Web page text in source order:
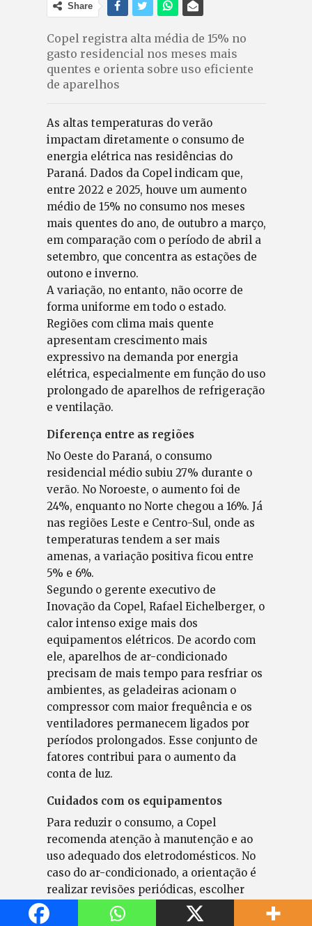
Share
Copel registra alta média de 15% no
gasto residencial nos meses mais
quentes e orienta sobre uso eficiente
de aparelhos
As altas temperaturas do verão
impactam diretamente o consumo de
energia elétrica nas residências do
Paraná. Dados da Copel indicam que,
entre 2022 e 2025, houve um aumento
médio de 15% no consumo nos meses
mais quentes do ano, de outubro a março,
em comparação com o período de abril a
setembro, que concentra as estações de
outono e inverno.
A variação, no entanto, não ocorre de
forma uniforme em todo o estado.
Regiões com clima mais quente
apresentam crescimento mais
expressivo na demanda por energia
elétrica, especialmente em função do uso
prolongado de aparelhos de refrigeração
e ventilação.
Diferença entre as regiões
No Oeste do Paraná, o consumo
residencial médio subiu 27% durante o
verão. No Noroeste, o aumento foi de
24%, enquanto no Norte chegou a 16%. Já
nas regiões Leste e Centro-Sul, onde as
temperaturas tendem a ser mais
amenas, a variação positiva ficou entre
5% e 6%.
Segundo o gerente executivo de
Inovação da Copel, Rafael Eichelberger, o
calor intenso exige mais dos
equipamentos elétricos. De acordo com
ele, aparelhos de ar-condicionado
precisam de mais tempo para resfriar os
ambientes, as geladeiras acionam o
compressor com maior frequência e os
ventiladores permanecem ligados por
períodos prolongados. Esse conjunto de
fatores contribui para o aumento da
conta de luz.
Cuidados com os equipamentos
Para reduzir o consumo, a Copel
recomenda atenção à manutenção e ao
uso adequado dos eletrodomésticos. No
caso do ar-condicionado, a orientação é
realizar revisões periódicas, escolher
equipamentos compatíveis com o
tamanho do ambiente e manter portas e